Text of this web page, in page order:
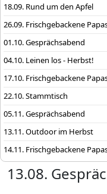
18.09. Rund um den Apfel
26.09. Frischgebackene
01.10. Gesprächsabend
04.10. Leinen los - Herbst!
17.10. Frischgebackene
22.10. Stammtisch
05.11. Gesprächsabend
13.11. Outdoor im Herbst
14.11. Frischgebackene
13.08.